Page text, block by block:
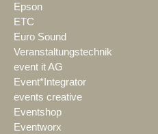
Epson
ETC
Euro Sound
Veranstaltungstechnik
event it AG
Event*Integrator
events creative
Eventshop
Eventworx